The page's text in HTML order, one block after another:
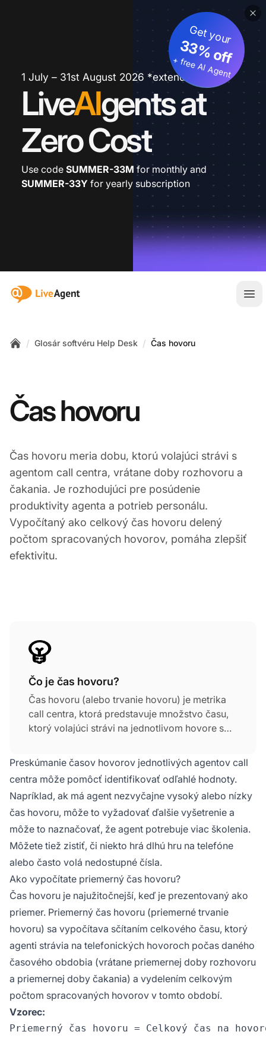
1 July – 31st August 2026 *extended
LiveAIgents at
Zero Cost
Get your
33% off
+ free AI Agent
Use code SUMMER-33M for monthly and
SUMMER-33Y for yearly subscription
:site.title
/ Glosár softvéru Help Desk / Čas hovoru
Čas hovoru
Čas hovoru meria dobu, ktorú volajúci strávi s
agentom call centra, vrátane doby rozhovoru a
čakania. Je rozhodujúci pre posúdenie
produktivity agenta a potrieb personálu.
Vypočítaný ako celkový čas hovoru delený
počtom spracovaných hovorov, pomáha zlepšiť
efektivitu.
Čo je čas hovoru?
Čas hovoru (alebo trvanie hovoru) je metrika
call centra, ktorá predstavuje množstvo času,
ktorý volajúci strávi na jednotlivom hovore s
doby rozhovoru a doby čakania iniciovanej
agentom. Nezahŕňa čas na uzavretie hovoru
(čas, ktorý agenti strávia vykonávaním
potrebných administratívnych úloh na záver).
Preskúmanie časov hovorov jednotlivých agentov call
centra môže pomôcť identifikovať odľahlé hodnoty.
Napríklad, ak má agent nezvyčajne vysoký alebo nízky
čas hovoru, môže to vyžadovať ďalšie vyšetrenie a
môže to naznačovať, že agent potrebuje viac školenia.
Môžete tiež zistiť, či niekto hrá dlhú hru na telefóne
alebo často volá nedostupné čísla.
Ako vypočítate priemerný čas hovoru?
Čas hovoru je najužitočnejší, keď je prezentovaný ako
priemer. Priemerný čas hovoru (priemerné trvanie
hovoru) sa vypočítava sčítaním celkového času, ktorý
agenti strávia na telefonických hovoroch počas daného
časového obdobia (vrátane priemernej doby rozhovoru
a priemernej doby čakania) a vydelením celkovým
počtom spracovaných hovorov v tomto období.
Vzorec: